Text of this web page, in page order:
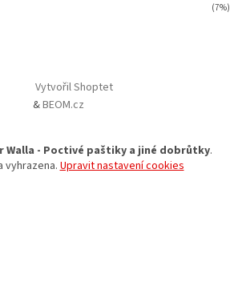
(7%)
Vytvořil Shoptet
&BEOM.cz
Walla - Poctivé paštiky a jiné dobrůtky.
vyhrazena.Upravit nastavení cookies